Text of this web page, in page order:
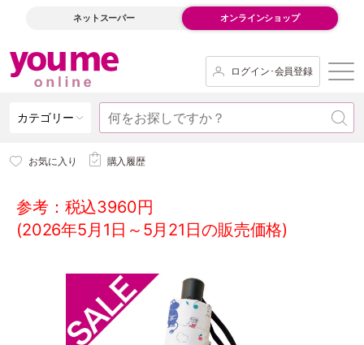
ネットスーパー オンラインショップ
ログイン･会員登録
カテゴリー
お気に入り 購入履歴
参考：税込3960円
(2026年5月1日～5月21日の販売価格)